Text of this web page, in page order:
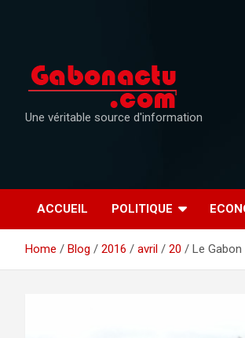
Une véritable source d'information
ACCUEIL POLITIQUE
Home Blog 2016 avril 20 Le